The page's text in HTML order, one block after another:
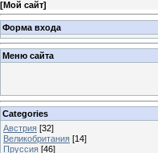
[Мой сайт]
Форма входа
Меню сайта
Categories
Австрия [32]
Великобритания [14]
Пруссия [46]